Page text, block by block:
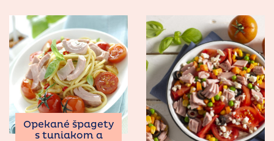
Opekané špagety
s tuniakom a